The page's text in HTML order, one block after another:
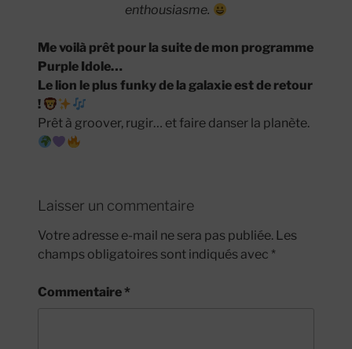
enthousiasme.
Me voilà prêt pour la suite de mon programme
Purple Idole…
Le lion le plus funky de la galaxie est de retour
!
Prêt à groover, rugir… et faire danser la planète.
Laisser un commentaire
Votre adresse e-mail ne sera pas publiée. Les
champs obligatoires sont indiqués avec *
Commentaire *